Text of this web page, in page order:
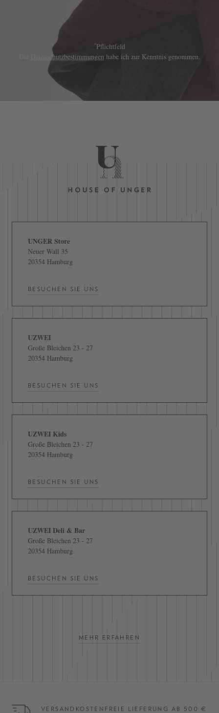
*Pflichtfeld
Datenschutzbestimmungen habe ich zur Kenntnis genommen.
UNGER Store
Neuer Wall 35
20354 Hamburg
BESUCHEN SIE UNS
UZWEI
Große Bleichen 23 - 27
20354 Hamburg
BESUCHEN SIE UNS
UZWEI Kids
Große Bleichen 23 - 27
20354 Hamburg
BESUCHEN SIE UNS
UZWEI Deli & Bar
Große Bleichen 23 - 27
20354 Hamburg
BESUCHEN SIE UNS
MEHR ERFAHREN
VERSANDKOSTENFREIE LIEFERUNG AB 500 €